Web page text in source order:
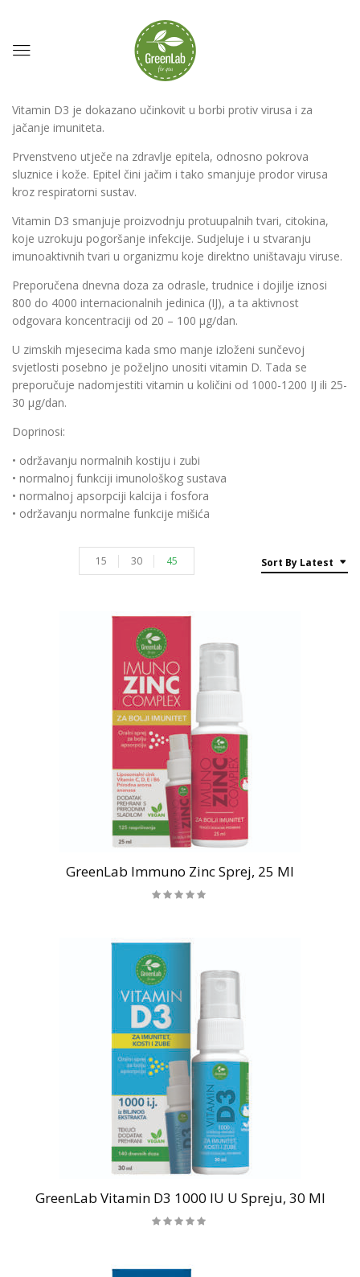
Vitamin D3 je dokazano učinkovit u borbi protiv virusa i za
jačanje imuniteta.
Prvenstveno utječe na zdravlje epitela, odnosno pokrova
sluznice i kože. Epitel čini jačim i tako smanjuje prodor virusa
kroz respiratorni sustav.
Vitamin D3 smanjuje proizvodnju protuupalnih tvari, citokina,
koje uzrokuju pogoršanje infekcije. Sudjeluje i u stvaranju
imunoaktivnih tvari u organizmu koje direktno uništavaju viruse.
Preporučena dnevna doza za odrasle, trudnice i dojilje iznosi
800 do 4000 internacionalnih jedinica (IJ), a ta aktivnost
odgovara koncentraciji od 20 – 100 µg/dan.
U zimskih mjesecima kada smo manje izloženi sunčevoj
svjetlosti posebno je poželjno unositi vitamin D. Tada se
preporučuje nadomjestiti vitamin u količini od 1000-1200 IJ ili 25-
30 μg/dan.
Doprinosi:
• održavanju normalnih kostiju i zubi
• normalnoj funkciji imunološkog sustava
• normalnoj apsorpciji kalcija i fosfora
• održavanju normalne funkcije mišića
Sort By Latest
15 30 45
GreenLab Immuno Zinc Sprej, 25 Ml
GreenLab Vitamin D3 1000 IU U Spreju, 30 Ml